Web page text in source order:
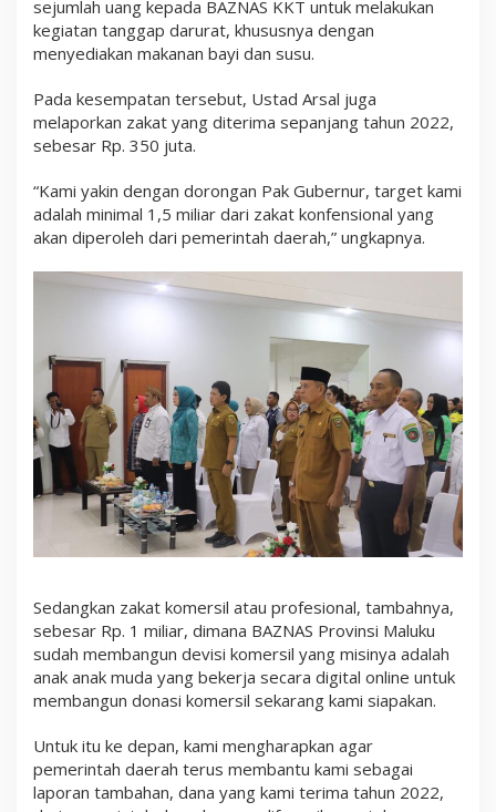
sejumlah uang kepada BAZNAS KKT untuk melakukan
kegiatan tanggap darurat, khususnya dengan
menyediakan makanan bayi dan susu.
Pada kesempatan tersebut, Ustad Arsal juga
melaporkan zakat yang diterima sepanjang tahun 2022,
sebesar Rp. 350 juta.
“Kami yakin dengan dorongan Pak Gubernur, target kami
adalah minimal 1,5 miliar dari zakat konfensional yang
akan diperoleh dari pemerintah daerah,” ungkapnya.
Sedangkan zakat komersil atau profesional, tambahnya,
sebesar Rp. 1 miliar, dimana BAZNAS Provinsi Maluku
sudah membangun devisi komersil yang misinya adalah
anak anak muda yang bekerja secara digital online untuk
membangun donasi komersil sekarang kami siapakan.
Untuk itu ke depan, kami mengharapkan agar
pemerintah daerah terus membantu kami sebagai
laporan tambahan, dana yang kami terima tahun 2022,